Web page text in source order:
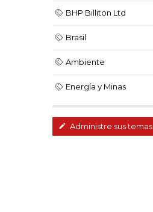
BHP Billiton Ltd
Brasil
Ambiente
Energía y Minas
Administre sus temas